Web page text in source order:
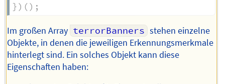
}) () ;
Im großen Array terrorBanners stehen einzelne
Objekte, in denen die jeweiligen Erkennungsmerkmale
hinterlegt sind. Ein solches Objekt kann diese
Eigenschaften haben: